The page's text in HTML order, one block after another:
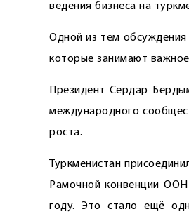
ведения бизнеса на
Одной из тем обсуждения
которые занимают
Президент Сердар
международного
роста.
Туркменистан
Рамочной конвенции
году. Это стало ещё